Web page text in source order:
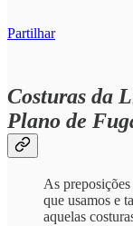
Partilhar
Costuras da
Plano de
As preposições
que usamos e
aquelas